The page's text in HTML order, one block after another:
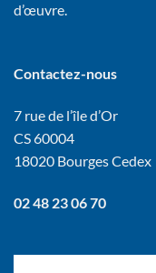
d’œuvre.
Contactez-nous
7 rue de l’île d’Or
CS 60004
18020 Bourges Cedex
02 48 23 06 70